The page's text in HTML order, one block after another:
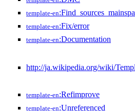
template-en
template-en:Fix/error
template-en:Documentation
http://ja.wikipedia.org/wiki/
template-en:Refimprove
template-en:Unreferenced